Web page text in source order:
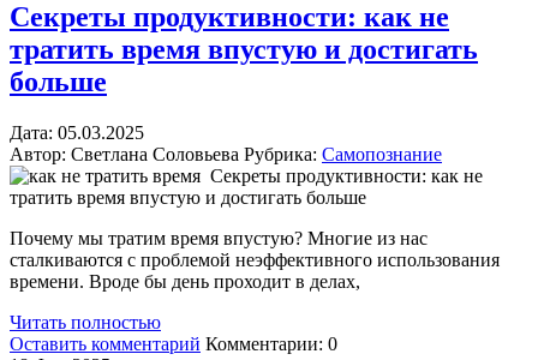
Секреты продуктивности: как не
тратить время впустую и достигать
больше
Дата: 05.03.2025
Автор: Светлана Соловьева Рубрика: Самопознание
Секреты продуктивности: как не
тратить время впустую и достигать больше
Почему мы тратим время впустую? Многие из нас
сталкиваются с проблемой неэффективного использования
времени. Вроде бы день проходит в делах,
Читать полностью
Оставить комментарий Комментарии: 0